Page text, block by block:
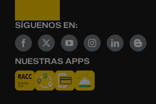
SÍGUENOS EN:
NUESTRAS APPS